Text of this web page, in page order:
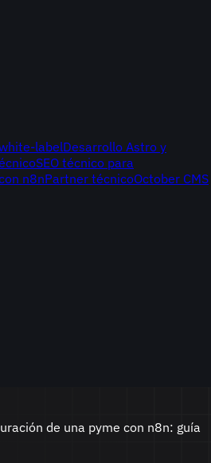
labelDesarrollo Astro y
SEO técnico para
n8nPartner técnicoOctober CMS
de una pyme con n8n: guía